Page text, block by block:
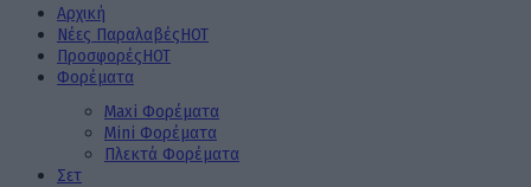
Αρχική
Νέες ΠαραλαβέςHOT
ΠροσφορέςHOT
Φορέματα
Maxi Φορέματα
Mini Φορέματα
Πλεκτά Φορέματα
Σετ